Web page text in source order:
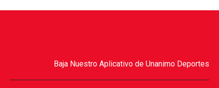
Baja Nuestro Aplicativo de Unanimo Deportes